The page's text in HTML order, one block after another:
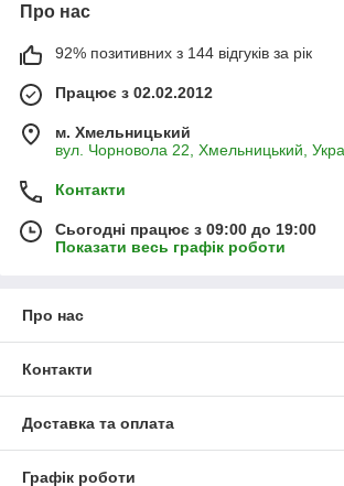
Про нас
92% позитивних з 144 відгуків за рік
Працює з 02.02.2012
м. Хмельницький
вул. Чорновола 22, Хмельницький,
Контакти
Сьогодні працює з 09:00 до 19:00
Показати весь графік роботи
Про нас
Контакти
Доставка та оплата
Графік роботи